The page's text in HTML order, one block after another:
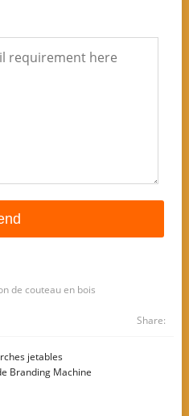
de couteau en bois
Share:
jetables
Branding Machine